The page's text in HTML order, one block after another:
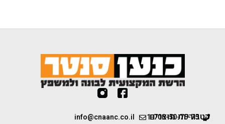
1-700-50-75-75
info@cnaanc.co.il קטגוריות מוצרים